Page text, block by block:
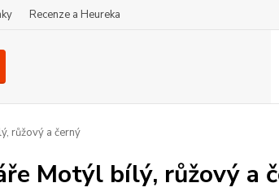
Recenze a Heureka
růžový a černý
Motýl bílý, růžový a